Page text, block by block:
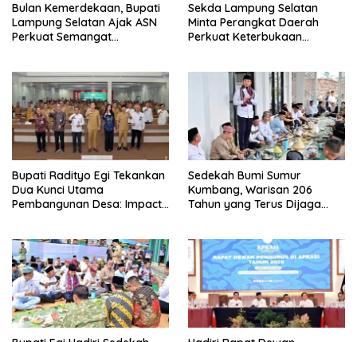
Bulan Kemerdekaan, Bupati
Lampung Selatan Ajak ASN
Perkuat Semangat
Sekda Lampung Selatan
Minta Perangkat Daerah
Perkuat Keterbukaan
Bupati Radityo Egi Tekankan
Dua Kunci Utama
Pembangunan Desa: Impact
Sedekah Bumi Sumur
Kumbang, Warisan 206
Tahun yang Terus Dijaga